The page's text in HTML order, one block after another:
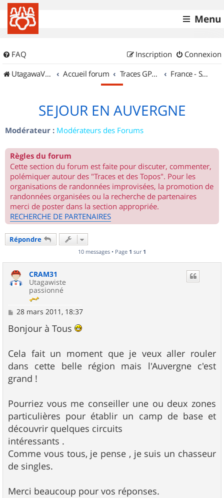
Menu
FAQ Connexion
Inscription
UtagawaVTT (Randos VTT et VTTAE avec traces GPS)
Accueil forum Traces GPS de randos VTT France - Sud Est
SEJOUR EN AUVERGNE
Modérateur : Modérateurs des Forums
Règles du forum
Cette section du forum est faite pour discuter, commenter,
polémiquer autour des "Traces et des Topos". Pour les
organisations de randonnées improvisées, la promotion de
randonnées organisées ou la recherche de partenaires
merci de poster dans la section appropriée.
RECHERCHE DE PARTENAIRES
Répondre
10 messages • Page 1 sur 1
CRAM31
Utagawiste
passionné
M
s
s
g
e
28 mars 2011, 18:37
Bonjour à Tous
Cela fait un moment que je veux aller rouler
dans cette belle région mais l'Auvergne c'est
grand !
Pourriez vous me conseiller une ou deux zones
particulières pour établir un camp de base et
découvrir quelques circuits
intéressants .
Comme vous tous, je pense , je suis un chasseur
de singles.
Merci beaucoup pour vos réponses.